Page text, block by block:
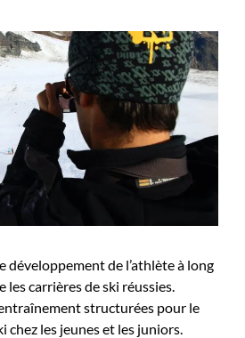
développement de l’athlète à long
les carrières de ski réussies.
structurées pour le
chez les jeunes et les juniors.